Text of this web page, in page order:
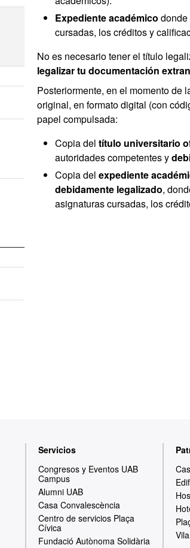
Expediente académico
cursadas, los créditos y
No es necesario tener el título
legalizar tu documentación
Posteriormente, en el momento de
original, en formato digital (con
papel compulsada:
Copia del título universitario
autoridades competentes y
Copia del expediente
debidamente legalizado,
asignaturas cursadas, los
Servicios
Congresos y Eventos UAB
Campus
Alumni UAB
Casa Convalescència
Centro de servicios Plaça
Cívica
Fundació Autònoma Solidària